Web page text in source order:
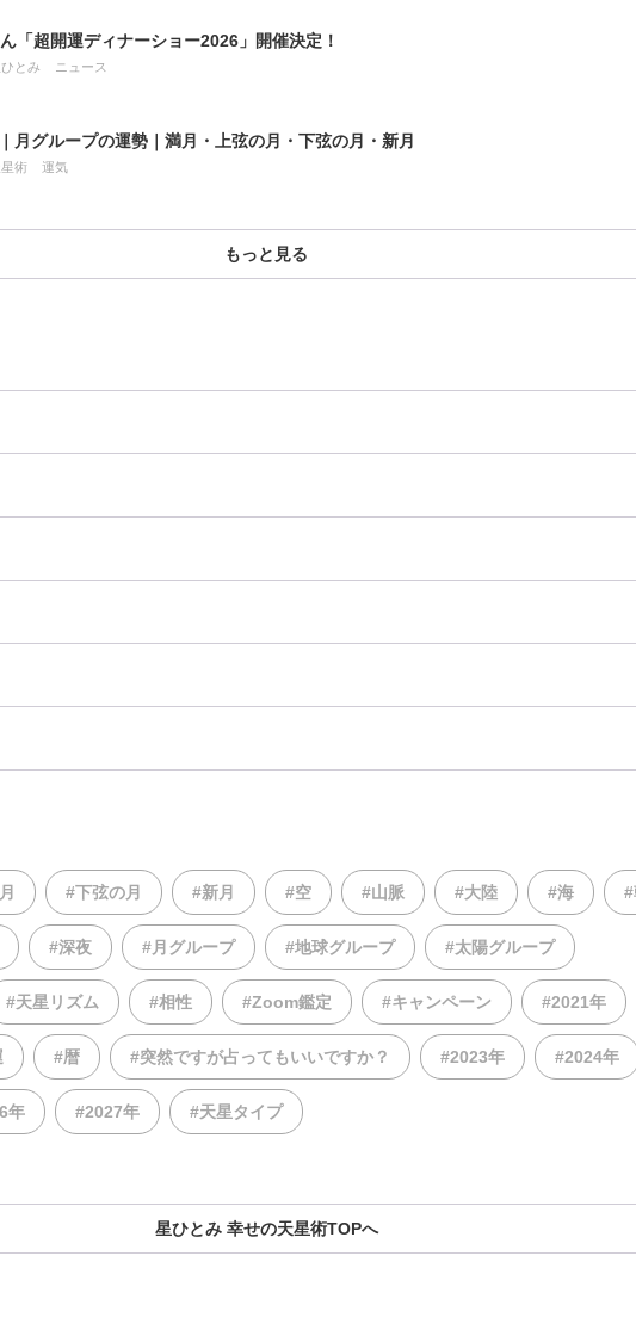
「超開運ディナーショー2026」開催決定！
とみ ニュース
月グループの運勢｜満月・上弦の月・下弦の月・新月
術 運気
もっと見る
#下弦の月 #新月 #空 #山脈 #大陸 #海 #
#深夜 #月グループ #地球グループ #太陽グループ
#天星リズム #相性 #Zoom鑑定 #キャンペーン #2021年
#暦 #突然ですが占ってもいいですか？ #2023年 #2024年
年 #2027年 #天星タイプ
星ひとみ 幸せの天星術TOPへ